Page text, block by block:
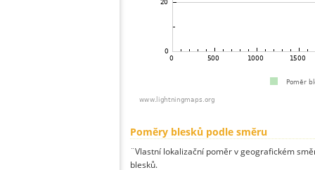
Poměry blesků podle směru
¨Vlastní lokalizační poměr v geografickém
blesků.